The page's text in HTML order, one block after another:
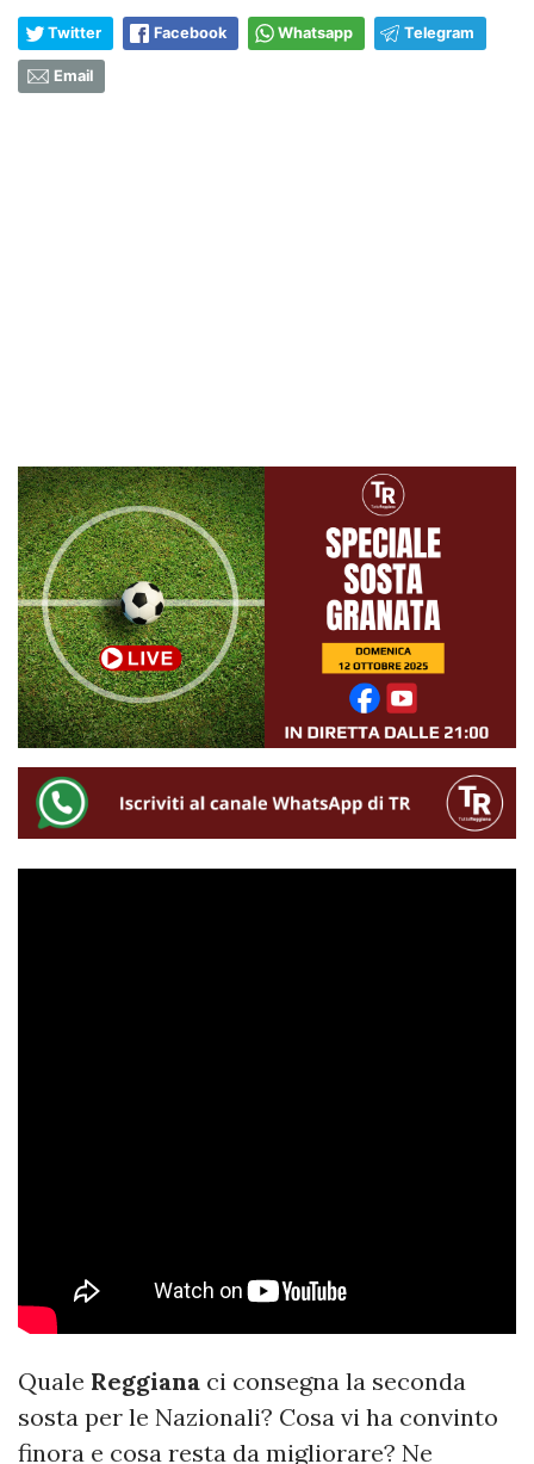
Twitter Facebook Whatsapp Telegram
Email
Quale Reggiana ci consegna la seconda
sosta per le Nazionali? Cosa vi ha convinto
finora e cosa resta da migliorare? Ne